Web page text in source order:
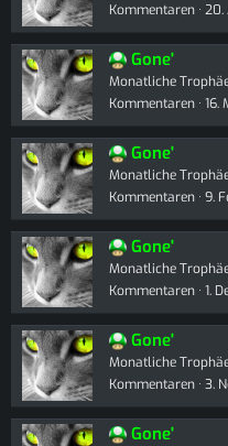
Kommentaren 20.
Gone'
Monatliche
Kommentaren 16.
Gone'
Monatliche
Kommentaren 9.
Gone'
Monatliche
Kommentaren 1.
Gone'
Monatliche
Kommentaren 3.
Gone'